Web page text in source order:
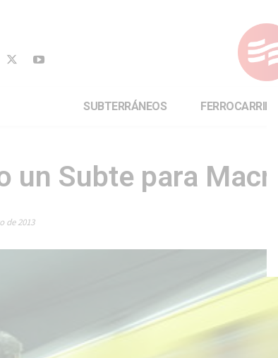
SUBTERRÁNEOS FERROCARRILES
un Subte para Macri
de 2013